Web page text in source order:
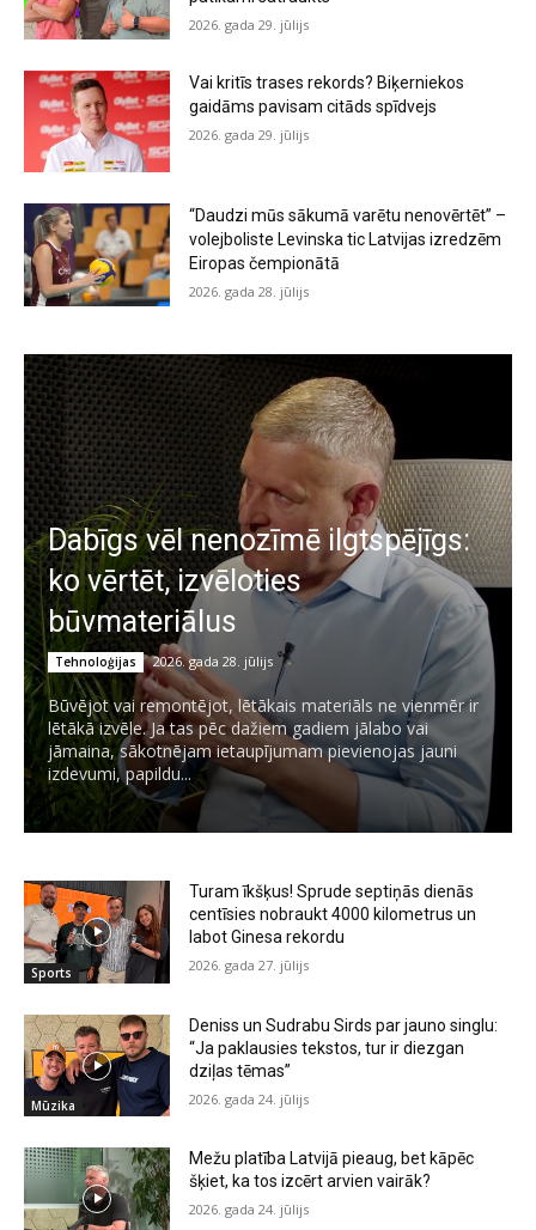
2026. gada 29. jūlijs
Vai kritīs trases rekords? Biķerniekos
gaidāms pavisam citāds spīdvejs
2026. gada 29. jūlijs
“Daudzi mūs sākumā varētu nenovērtēt” –
volejboliste Levinska tic Latvijas izredzēm
Eiropas čempionātā
2026. gada 28. jūlijs
Dabīgs vēl nenozīmē ilgtspējīgs:
ko vērtēt, izvēloties
būvmateriālus
Tehnoloģijas 2026. gada 28. jūlijs
Būvējot vai remontējot, lētākais materiāls ne vienmēr ir
lētākā izvēle. Ja tas pēc dažiem gadiem jālabo vai
jāmaina, sākotnējam ietaupījumam pievienojas jauni
izdevumi, papildu...
Sports
Turam īkšķus! Sprude septiņās dienās
centīsies nobraukt 4000 kilometrus un
labot Ginesa rekordu
2026. gada 27. jūlijs
Mūzika
Deniss un Sudrabu Sirds par jauno singlu:
“Ja paklausies tekstos, tur ir diezgan
dziļas tēmas”
2026. gada 24. jūlijs
Mežu platība Latvijā pieaug, bet kāpēc
šķiet, ka tos izcērt arvien vairāk?
2026. gada 24. jūlijs